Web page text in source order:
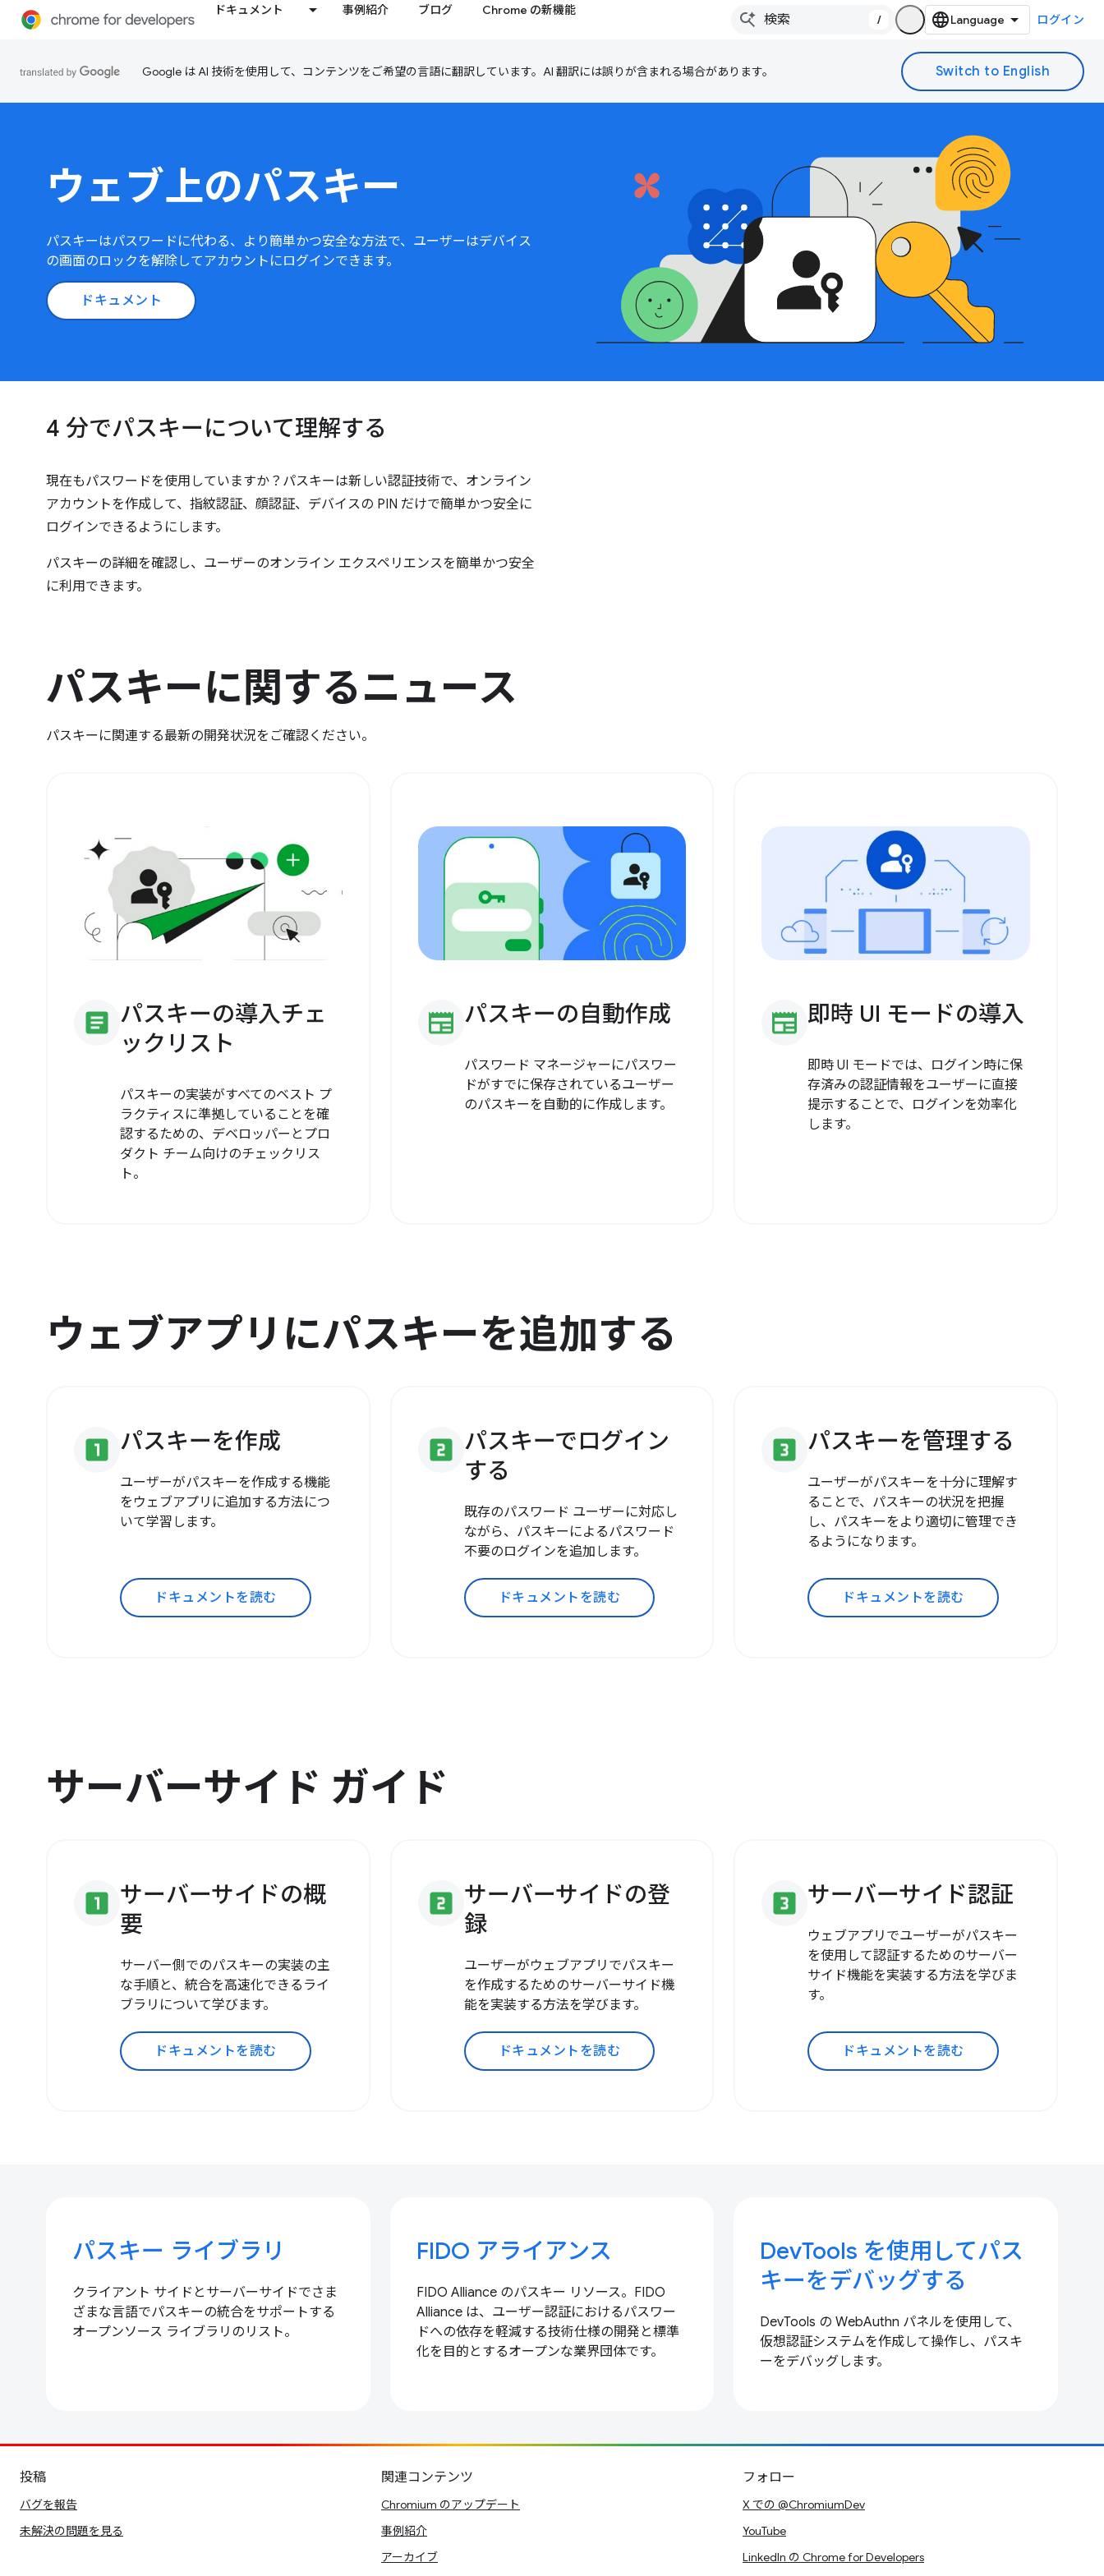
ドキュメント 事例紹介 ブログ Chrome の新機能
/ ログイン
Google は AI 技術を使用して、コンテンツをご希望の言語に翻訳しています。AI 翻訳には誤りが含まれる場合があります。
ウェブ上のパスキー
パスキーはパスワードに代わる、より簡単かつ安全な方法で、ユーザーはデバイス
の画面のロックを解除してアカウントにログインできます。
ドキュメント
4 分でパスキーについて理解する
現在もパスワードを使用していますか？パスキーは新しい認証技術で、オンライン
アカウントを作成して、指紋認証、顔認証、デバイスの PIN だけで簡単かつ安全に
ログインできるようにします。
パスキーの詳細を確認し、ユーザーのオンライン エクスペリエンスを簡単かつ安全
に利用できます。
パスキーに関するニュース
パスキーに関連する最新の開発状況をご確認ください。
article パスキーの導入チェ
ックリスト
パスキーの実装がすべてのベスト プ
ラクティスに準拠していることを確
認するための、デベロッパーとプロ
ダクト チーム向けのチェックリス
ト。
newspaper パスキーの自動作成
パスワード マネージャーにパスワー
ドがすでに保存されているユーザー
のパスキーを自動的に作成します。
newspaper 即時 UI モードの導入
即時 UI モードでは、ログイン時に保
存済みの認証情報をユーザーに直接
提示することで、ログインを効率化
します。
ウェブアプリにパスキーを追加する
looks_one パスキーを作成
ユーザーがパスキーを作成する機能
をウェブアプリに追加する方法につ
いて学習します。
ドキュメントを読む
looks_two パスキーでログイン
する
既存のパスワード ユーザーに対応し
ながら、パスキーによるパスワード
不要のログインを追加します。
ドキュメントを読む
looks_3 パスキーを管理する
ユーザーがパスキーを十分に理解す
ることで、パスキーの状況を把握
し、パスキーをより適切に管理でき
るようになります。
ドキュメントを読む
サーバーサイド ガイド
looks_one サーバーサイドの概
要
サーバー側でのパスキーの実装の主
な手順と、統合を高速化できるライ
ブラリについて学びます。
ドキュメントを読む
looks_two サーバーサイドの登
録
ユーザーがウェブアプリでパスキー
を作成するためのサーバーサイド機
能を実装する方法を学びます。
ドキュメントを読む
looks_3 サーバーサイド認証
ウェブアプリでユーザーがパスキー
を使用して認証するためのサーバー
サイド機能を実装する方法を学びま
す。
ドキュメントを読む
パスキー ライブラリ
クライアント サイドとサーバーサイドでさま
ざまな言語でパスキーの統合をサポートする
オープンソース ライブラリのリスト。
FIDO アライアンス
FIDO Alliance のパスキー リソース。FIDO
Alliance は、ユーザー認証におけるパスワー
ドへの依存を軽減する技術仕様の開発と標準
化を目的とするオープンな業界団体です。
DevTools を使用してパス
キーをデバッグする
DevTools の WebAuthn パネルを使用して、
仮想認証システムを作成して操作し、パスキ
ーをデバッグします。
投稿
バグを報告
未解決の問題を見る
関連コンテンツ
Chromium のアップデート
事例紹介
アーカイブ
フォロー
X での @ChromiumDev
YouTube
LinkedIn の Chrome for Developers